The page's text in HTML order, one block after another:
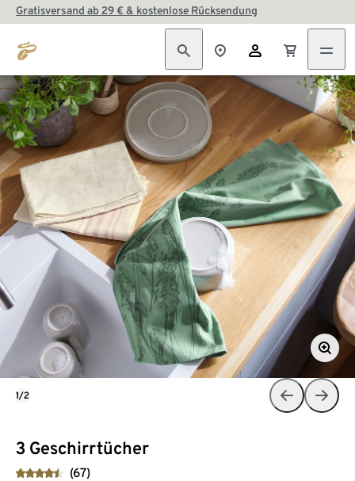
Gratisversand ab 29 € & kostenlose Rücksendung
3 Geschirrtücher
(67)
1/2